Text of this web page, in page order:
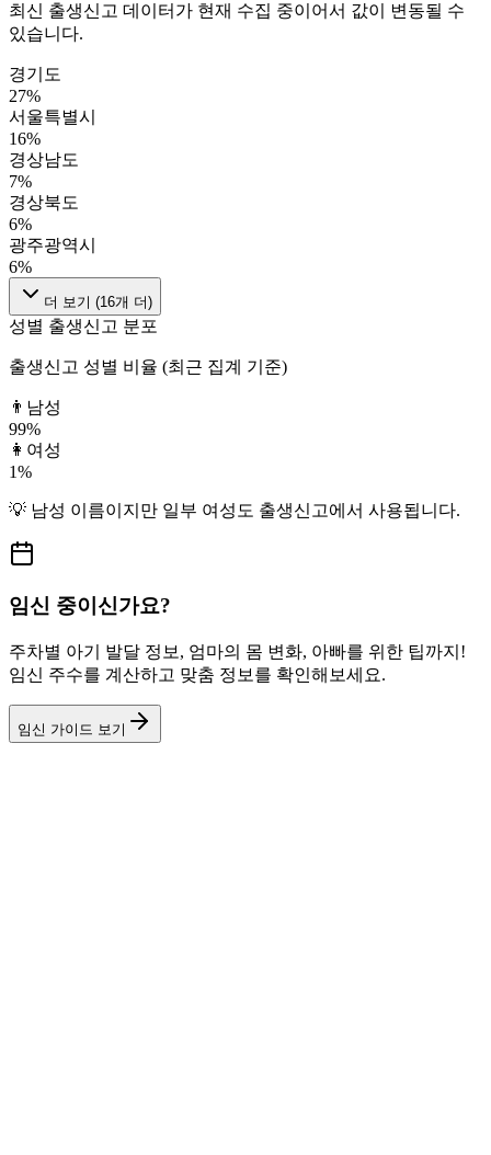
최신 출생신고 데이터가 현재 수집 중이어서 값이 변동될 수
있습니다.
경기도
27%
서울특별시
16%
경상남도
7%
경상북도
6%
광주광역시
6%
더 보기 (16개 더)
성별 출생신고 분포
출생신고 성별 비율 (최근 집계 기준)
👨 남성
99%
👩 여성
1%
💡 남성 이름이지만 일부 여성도 출생신고에서 사용됩니다.
임신 중이신가요?
주차별 아기 발달 정보, 엄마의 몸 변화, 아빠를 위한 팁까지!
임신 주수를 계산하고 맞춤 정보를 확인해보세요.
임신 가이드 보기